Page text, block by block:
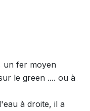
un fer moyen
le green .... ou à
à droite, il a